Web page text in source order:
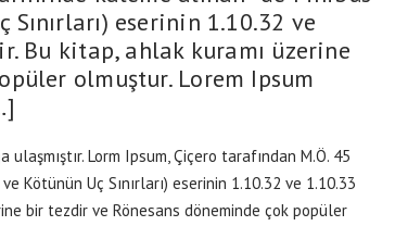
eserinin 1.10.32 ve
Bu kitap, ahlak kuramı üzerine
olmuştur. Lorem Ipsum
Lorm Ipsum, Çiçero tarafından M.Ö. 45
Kötünün Uç Sınırları) eserinin 1.10.32 ve 1.10.33
bir tezdir ve Rönesans döneminde çok popüler